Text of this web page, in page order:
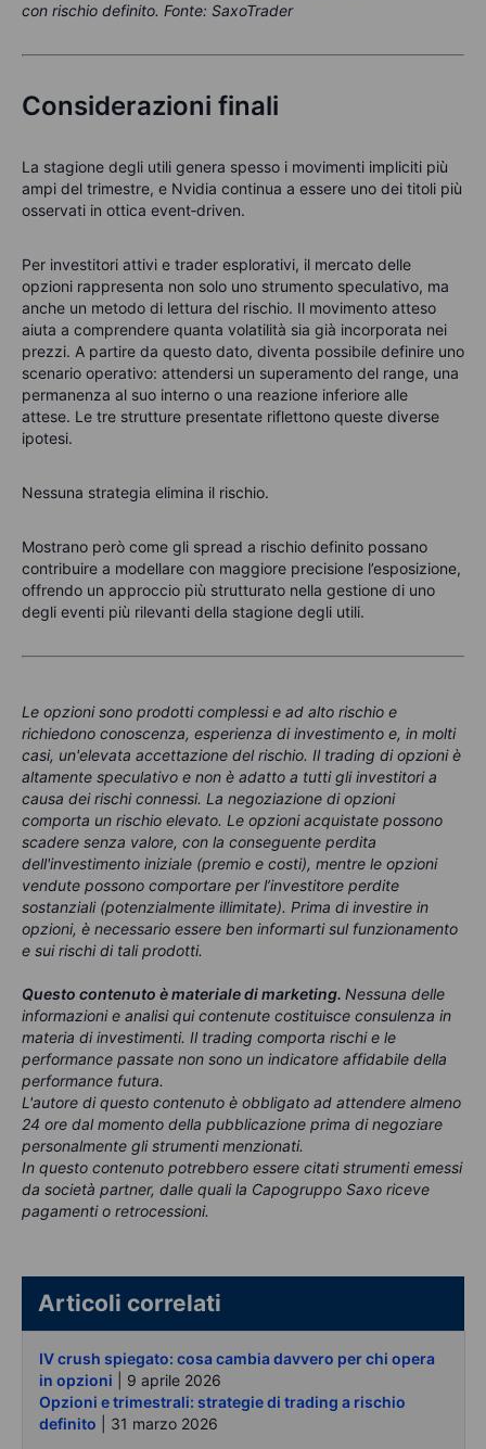
con rischio definito. Fonte: SaxoTrader
Considerazioni finali
La stagione degli utili genera spesso i movimenti impliciti più
ampi del trimestre, e Nvidia continua a essere uno dei titoli più
osservati in ottica event‑driven.
Per investitori attivi e trader esplorativi, il mercato delle
opzioni rappresenta non solo uno strumento speculativo, ma
anche un metodo di lettura del rischio. Il movimento atteso
aiuta a comprendere quanta volatilità sia già incorporata nei
prezzi. A partire da questo dato, diventa possibile definire uno
scenario operativo: attendersi un superamento del range, una
permanenza al suo interno o una reazione inferiore alle
attese. Le tre strutture presentate riflettono queste diverse
ipotesi.
Nessuna strategia elimina il rischio.
Mostrano però come gli spread a rischio definito possano
contribuire a modellare con maggiore precisione l’esposizione,
offrendo un approccio più strutturato nella gestione di uno
degli eventi più rilevanti della stagione degli utili.
Le opzioni sono prodotti complessi e ad alto rischio e
richiedono conoscenza, esperienza di investimento e, in molti
casi, un'elevata accettazione del rischio. Il trading di opzioni è
altamente speculativo e non è adatto a tutti gli investitori a
causa dei rischi connessi. La negoziazione di opzioni
comporta un rischio elevato. Le opzioni acquistate possono
scadere senza valore, con la conseguente perdita
dell'investimento iniziale (premio e costi), mentre le opzioni
vendute possono comportare per l’investitore perdite
sostanziali (potenzialmente illimitate). Prima di investire in
opzioni, è necessario essere ben informarti sul funzionamento
e sui rischi di tali prodotti.
Questo contenuto è materiale di marketing. Nessuna delle
informazioni e analisi qui contenute costituisce consulenza in
materia di investimenti. Il trading comporta rischi e le
performance passate non sono un indicatore affidabile della
performance futura.
L'autore di questo contenuto è obbligato ad attendere almeno
24 ore dal momento della pubblicazione prima di negoziare
personalmente gli strumenti menzionati.
In questo contenuto potrebbero essere citati strumenti emessi
da società partner, dalle quali la Capogruppo Saxo riceve
pagamenti o retrocessioni.
Articoli correlati
IV crush spiegato: cosa cambia davvero per chi opera
in opzioni | 9 aprile 2026
Opzioni e trimestrali: strategie di trading a rischio
definito | 31 marzo 2026